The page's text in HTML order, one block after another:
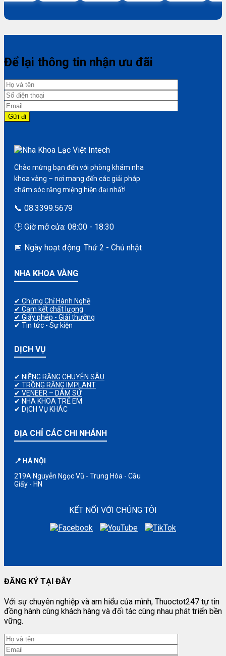
Để lại thông tin nhận ưu đãi
Chào mừng bạn đến với phòng khám nha
khoa vàng – nơi mang đến các giải pháp
chăm sóc răng miệng hiện đại nhất!
📞 08.3399.5679
🕒 Giờ mở cửa: 08:00 - 18:30
📅 Ngày hoạt động: Thứ 2 - Chủ nhật
NHA KHOA VÀNG
✔ Chứng Chỉ Hành Nghề
✔ Cam kết chất lượng
✔ Giấy phép - Giải thưởng
✔ Tin tức - Sự kiện
DỊCH VỤ
✔ NIỀNG RĂNG CHUYÊN SÂU
✔ TRỒNG RĂNG IMPLANT
✔ VENEER – DÁM SỨ
✔ NHA KHOA TRẺ EM
✔ DỊCH VỤ KHÁC
ĐỊA CHỈ CÁC CHI NHÁNH
📍 HÀ NỘI
219A Nguyễn Ngọc Vũ - Trung Hòa - Cầu
Giấy - HN
KẾT NỐI VỚI CHÚNG TÔI
ĐĂNG KÝ TẠI ĐÂY
Với sự chuyên nghiệp và am hiểu của mình, Thuoctot247 tự tin
đồng hành cùng khách hàng và đối tác cùng nhau phát triển bền
vững.